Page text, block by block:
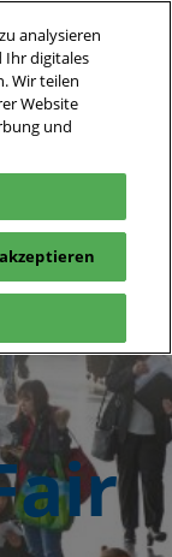
Stand anfragen
analysieren
Ihr digitales
Wir teilen
Website
und